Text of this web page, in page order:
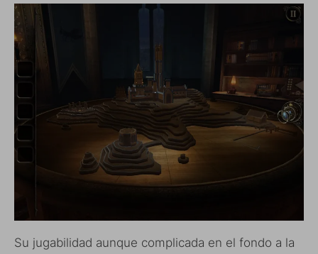
Su jugabilidad aunque complicada en el fondo a la